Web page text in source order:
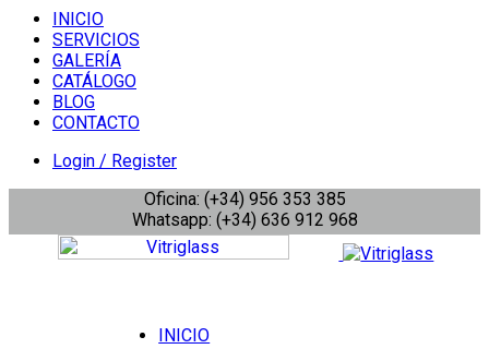
INICIO
SERVICIOS
GALERÍA
CATÁLOGO
BLOG
CONTACTO
Login / Register
Oficina: (+34) 956 353 385
Whatsapp: (+34) 636 912 968
INICIO